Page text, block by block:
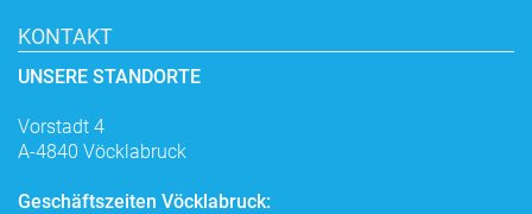
KONTAKT
UNSERE STANDORTE
Vorstadt 4
A-4840 Vöcklabruck
Geschäftszeiten Vöcklabruck: